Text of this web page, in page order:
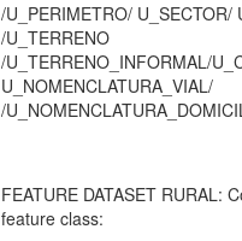
/U_PERIMETRO/ U_SECTOR/
/U_TERRENO
/U_TERRENO_INFORMAL/
U_NOMENCLATURA_VIAL/
/
FEATURE DATASET RURAL:
feature class: